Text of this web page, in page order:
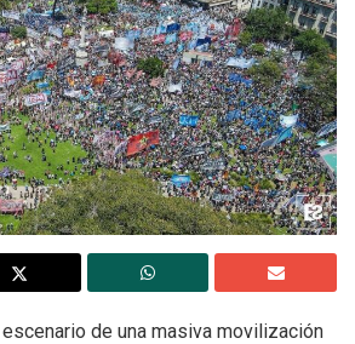
de una masiva movilización